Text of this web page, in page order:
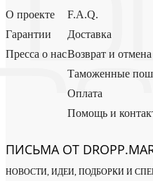
О проекте
Гарантии
Пресса о нас
F.A.Q.
Доставка
Возврат и отмена
Таможенные
Оплата
Помощь и
ПИСЬМА ОТ
НОВОСТИ, ИДЕИ, ПОДБОРКИ И